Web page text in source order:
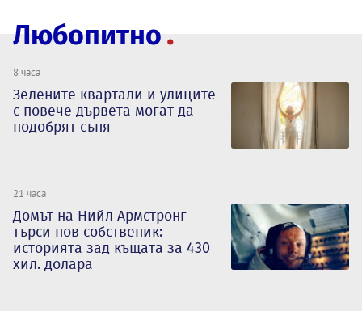
Любопитно
8 часа
Зелените квартали и улиците
с повече дървета могат да
подобрят съня
21 часа
Домът на Нийл Армстронг
търси нов собственик:
историята зад къщата за 430
хил. долара